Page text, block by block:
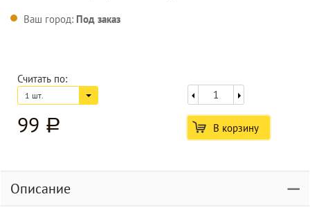
Ваш город: Под заказ
Считать по:
1 шт.
99 a В корзину
Описание